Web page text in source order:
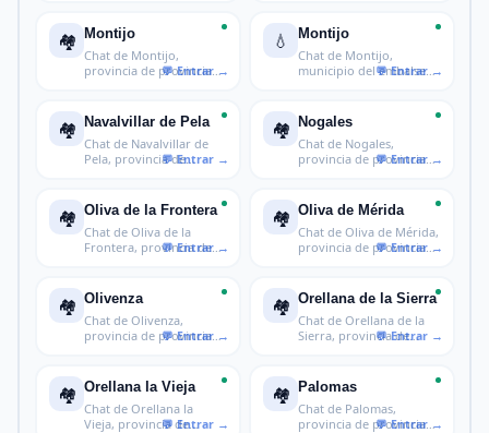
🏘️ Montijo
Chat de Montijo,
provincia de provincia
💧 Montijo
Chat de Montijo,
municipio del embalse
🏘️ Navalvillar de Pela
Chat de Navalvillar de
Pela, provincia de
🏘️ Nogales
Chat de Nogales,
provincia de provincia
🏘️ Oliva de la Frontera
Chat de Oliva de la
Frontera, provincia de
🏘️ Oliva de Mérida
Chat de Oliva de Mérida,
provincia de provincia
🏘️ Olivenza
Chat de Olivenza,
provincia de provincia
🏘️ Orellana de la Sierra
Chat de Orellana de la
Sierra, provincia de
🏘️ Orellana la Vieja
Chat de Orellana la
Vieja, provincia de
🏘️ Palomas
Chat de Palomas,
provincia de provincia